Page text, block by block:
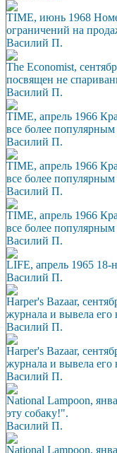
TIME, июнь 1968
ограничений на
Василий П.
The Economist,
посвящен не
Василий П.
TIME, апрель 1966
все более популярным
Василий П.
TIME, апрель 1966
все более популярным
Василий П.
TIME, апрель 1966
все более популярным
Василий П.
LIFE, апрель 1965
Василий П.
Harper's Bazaar,
журнала и вывела
Василий П.
Harper's Bazaar,
журнала и вывела
Василий П.
National Lampoon,
эту собаку!".
Василий П.
National Lampoon,